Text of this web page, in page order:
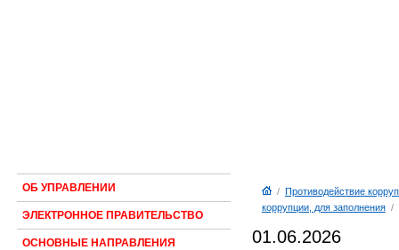
ОБ УПРАВЛЕНИИ
ЭЛЕКТРОННОЕ ПРАВИТЕЛЬСТВО
ОСНОВНЫЕ НАПРАВЛЕНИЯ
/ Противодействие
коррупции, для заполнения/
01.06.2026